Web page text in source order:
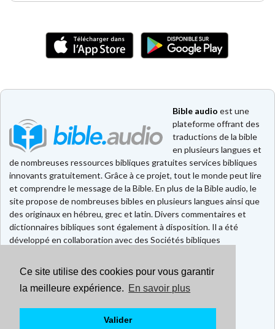
Ce site utilise des cookies pour vous garantir
la meilleure expérience. En savoir plus
Valider
Bible audio est une
plateforme offrant des
traductions de la bible
en plusieurs langues et
de nombreuses ressources bibliques gratuites services bibliques
innovants gratuitement. Grâce à ce projet, tout le monde peut lire
et comprendre le message de la Bible. En plus de la Bible audio, le
site propose de nombreuses bibles en plusieurs langues ainsi que
des originaux en hébreu, grec et latin. Divers commentaires et
dictionnaires bibliques sont également à disposition. Il a été
développé en collaboration avec des Sociétés bibliques
Faire un don
Contact